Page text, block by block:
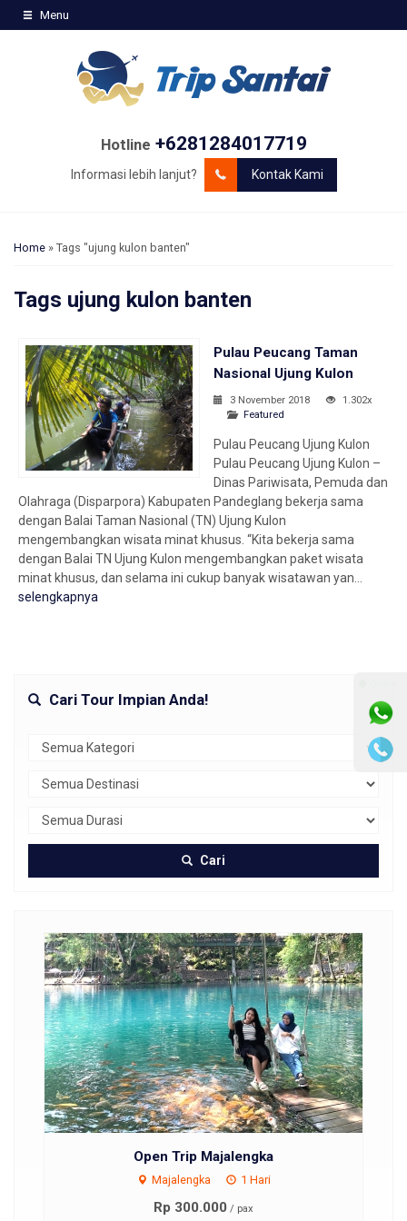
Menu
Hotline +6281284017719
Informasi lebih lanjut? Kontak Kami
Home » Tags "ujung kulon banten"
Tags ujung kulon banten
Pulau Peucang Taman
Nasional Ujung Kulon
3 November 2018
1.302x
Featured
Pulau Peucang Ujung Kulon
Pulau Peucang Ujung Kulon –
Dinas Pariwisata, Pemuda dan
Olahraga (Disparpora) Kabupaten Pandeglang bekerja sama
dengan Balai Taman Nasional (TN) Ujung Kulon
mengembangkan wisata minat khusus. “Kita bekerja sama
dengan Balai TN Ujung Kulon mengembangkan paket wisata
minat khusus, dan selama ini cukup banyak wisatawan yan...
selengkapnya
Cari Tour Impian Anda!
Cari
Open Trip Majalengka
Majalengka 1 Hari
Rp 300.000 / pax